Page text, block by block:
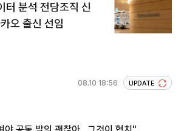
터 분석 전담조직 신
오 출신 선임
08.10 18:56 UPDATE